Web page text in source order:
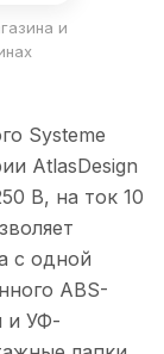
и
Systeme
AtlasDesign
В, на ток 10
с одной
ABS-
и УФ-